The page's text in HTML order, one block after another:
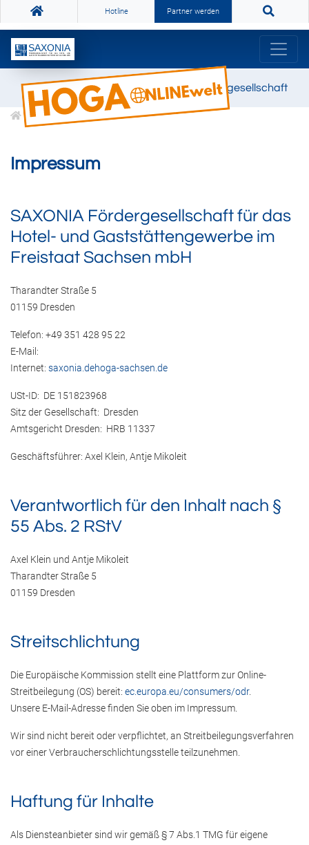
Hotline Partner werden
SAXONIA Fördergesellschaft
Impressum
Impressum
SAXONIA Fördergesellschaft für das
Hotel- und Gaststättengewerbe im
Freistaat Sachsen mbH
Tharandter Straße 5
01159 Dresden
Telefon: +49 351 428 95 22
E-Mail:
Internet: saxonia.dehoga-sachsen.de
USt-ID: DE 151823968
Sitz der Gesellschaft: Dresden
Amtsgericht Dresden: HRB 11337
Geschäftsführer: Axel Klein, Antje Mikoleit
Verantwortlich für den Inhalt nach §
55 Abs. 2 RStV
Axel Klein und Antje Mikoleit
Tharandter Straße 5
01159 Dresden
Streitschlichtung
Die Europäische Kommission stellt eine Plattform zur Online-
Streitbeilegung (OS) bereit: ec.europa.eu/consumers/odr.
Unsere E-Mail-Adresse finden Sie oben im Impressum.
Wir sind nicht bereit oder verpflichtet, an Streitbeilegungsverfahren
vor einer Verbraucherschlichtungsstelle teilzunehmen.
Haftung für Inhalte
Als Diensteanbieter sind wir gemäß § 7 Abs.1 TMG für eigene